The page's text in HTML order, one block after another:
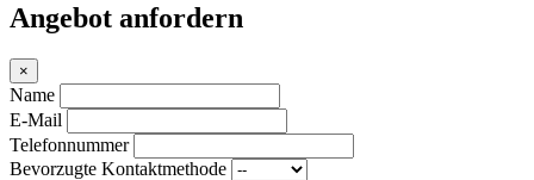
Angebot anfordern
×
Name
E-Mail
Telefonnummer
Bevorzugte Kontaktmethode